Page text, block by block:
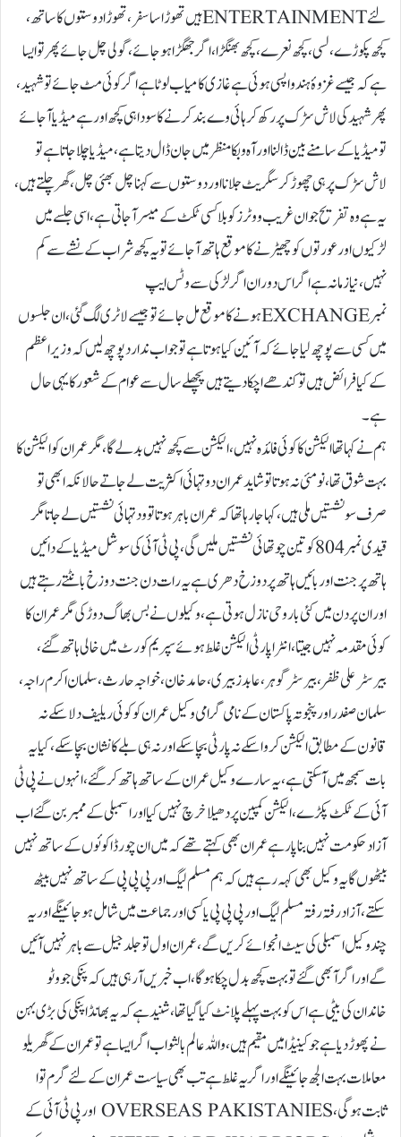
لئے ENTERTAINMENTہیں تھوڑا سا سفر، تھوڑا دوستوں کا ساتھ،
کچھ پکوڑے، لسی، کچھ نعرے، کچھ بھنگڑا، اگر جھگڑا ہو جائے، گولی چل جائے پھر تو ایسا
ہے کہ جیسے غزوۂ ہند واپسی ہوئی ہے غازی کامیاب لوٹا ہے اگر کوئی مٹ جائے تو شہید،
پھر شہید کی لاش سڑک پر رکھ کر ہائی وے بند کرنے کا سودا ہی کچھ اور ہے میڈیا آجائے
تو میڈیا کے سامنے بین ڈالنا اور آہ و بکا منظر میں جان ڈال دیتا ہے، میڈیا چلا جاتا ہے تو
لاش سڑک پر ہی چھوڑ کر سگریٹ جلانا اور دوستوں سے کہنا چل بھئی چل، گھر چلتے ہیں،
یہ ہے وہ تفریح جو ان غریب ووٹرز کو بلا کسی ٹکٹ کے میسر آجاتی ہے، اسی جلسے میں
لڑکیوں اور عورتوں کو چھیڑنے کا موقع ہاتھ آجائے تو یہ کچھ شراب کے نشے سے کم
نہیں، نیا زمانہ ہے اگر اس دوران اگر لڑکی سے وٹس ایپ
نمبر EXCHANGEہونے کا موقع مل جائے تو جیسے لاٹری لگ گئی، ان جلسوں
میں کسی سے پوچھ لیا جائے کہ آئین کیا ہوتا ہے تو جواب ندارد پوچھ لیں کہ وزیراعظم
کے کیا فرائض ہیں تو کندھے اچکا دیتے ہیں پچھلے سال سے عوام کے شعور کا یہی حال
ہے۔
ہم نے کہا تھا الیکشن کا کوئی فائدہ نہیں، الیکشن سے کچھ نہیں بدلے گا، مگر عمران کو الیکشن کا
بہت شوق تھا، نو مئی نہ ہوتا تو شاید عمران دو تہائی اکثریت لے جاتے حالانکہ ابھی تو
صرف سو نشستیں ملی ہیں، کہا جارہا تھا کہ عمران باہر ہوتا تو ود تہائی نشستیں لے جاتا مگر
قیدی نمبر 804کو تین چوتھائی نشستیں ملیں گی، پی ٹی آئی کی سوشل میڈیا کے دائیں
ہاتھ پر جنت اور بائیں ہاتھ پر دوزخ دھری ہے یہ رات دن جنت دوزخ بانٹتے رہتے ہیں
اور ان پر دن میں کئی بار وحی نازل ہوتی ہے، وکیلوں نے بس بھاگ دوڑ کی مگر عمران کا
کوئی مقدمہ نہیں جیتا، انٹرا پارٹی الیکشن غلط ہوئے سپریم کورٹ میں خالی ہاتھ گئے،
بیرسٹر علی ظفر، بیرسٹر گوہر، عابد زبیری، حامد خان، خواجہ حارث ،سلمان اکرم راجہ،
سلمان صفدر اور پنجوتہ پاکستان کے نامی گرامی وکیل عمران کو کوئی ریلیف دلا سکے نہ
قانون کے مطابق الیکشن کروا سکے نہ پارٹی بچا سکے اور نہ ہی بلے کا نشان بچا سکے، کیا یہ
بات سمجھ میں آسکتی ہے، یہ سارے وکیل عمران کے ساتھ ہاتھ کر گئے، انہوں نے پی ٹی
آئی کے ٹکٹ پکڑے، الیکشن کمپین پر دھیلا خرچ نہیں کیا اور اسمبلی کے ممبر بن گئے اب
آزاد حکومت نہیں بنا پارہے عمران بھی کہتے تھے کہ میں ان چور ڈاکوئوں کے ساتھ نہیں
بیٹھوں گا یہ وکیل بھی کہہ رہے ہیں کہ ہم مسلم لیگ اور پی پی پی کے ساتھ نہیں بیٹھ
سکتے، آزاد رفتہ رفتہ مسلم لیگ اور پی پی پی یا کسی اور جماعت میں شامل ہو جائینگے اور یہ
چند وکیل اسمبلی کی سیٹ انجوائے کریں گے، عمران اول تو جلد جیل سے باہر نہیں آئیں
گے اور اگر آ بھی گئے تو بہت کچھ بدل چکا ہو گا، اب خبریں آرہی ہیں کہ پنکی جو وٹو
خاندان کی بیٹی ہے اس کو بہت پہلے پلانٹ کیا گیا تھا، شنید ہے کہ یہ بھانڈا پنکی کی بڑی بہن
نے پھوڑ دیا ہے جو کینیڈا میں مقیم ہیں، واللہ عالم بالثواب اگر ایسا ہے تو عمران کے گھریلو
معاملات بہت الجھ جائینگے اور اگر یہ غلط ہے تب بھی سیاست عمران کے لئے گرم توا
ثابت ہو گی، OVERSEAS PAKISTANIES اور پی ٹی آئی کے